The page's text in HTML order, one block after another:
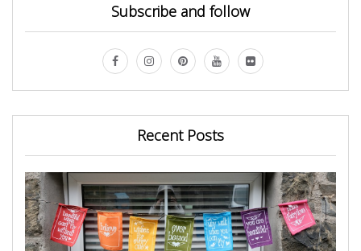
Subscribe and follow
Recent Posts